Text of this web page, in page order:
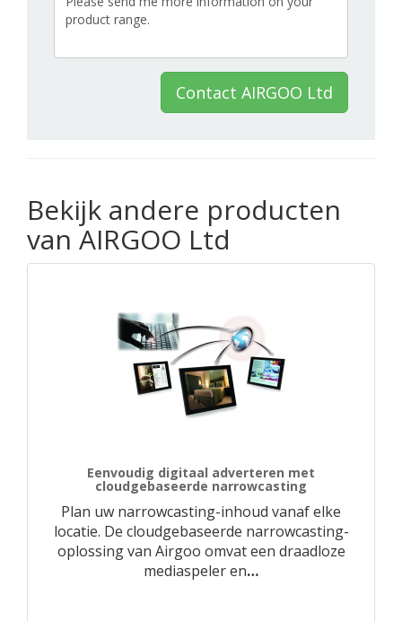
Contact AIRGOO Ltd
Bekijk andere producten
van AIRGOO Ltd
Eenvoudig digitaal adverteren met
cloudgebaseerde narrowcasting
Plan uw narrowcasting-inhoud vanaf elke
locatie. De cloudgebaseerde narrowcasting-
oplossing van Airgoo omvat een draadloze
mediaspeler en…